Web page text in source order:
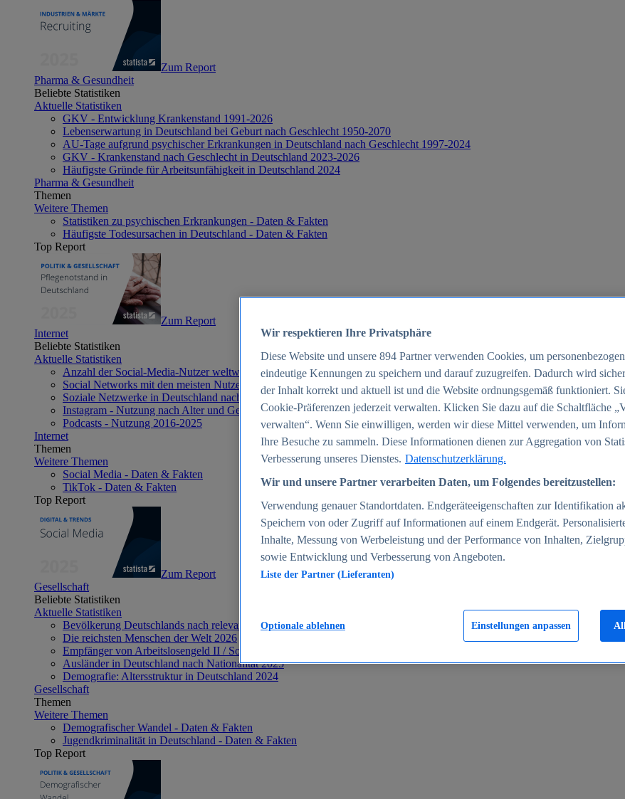
Zum Report
Pharma & Gesundheit
Beliebte Statistiken
Aktuelle Statistiken
GKV - Entwicklung Krankenstand 1991-2026
Lebenserwartung in Deutschland bei Geburt nach Geschlecht 1950-2070
AU-Tage aufgrund psychischer Erkrankungen in Deutschland nach Geschlecht 1997-2024
GKV - Krankenstand nach Geschlecht in Deutschland 2023-2026
Häufigste Gründe für Arbeitsunfähigkeit in Deutschland 2024
Pharma & Gesundheit
Themen
Weitere Themen
Statistiken zu psychischen Erkrankungen - Daten & Fakten
Häufigste Todesursachen in Deutschland - Daten & Fakten
Top Report
Zum Report
Internet
Beliebte Statistiken
Aktuelle Statistiken
Anzahl der Social-Media-Nutzer weltweit 2012-2025
Social Networks mit den meisten Nutzern weltweit 2025
Soziale Netzwerke in Deutschland nach Generationen 2025
Instagram - Nutzung nach Alter und Geschlecht in Deutschland 2025
Podcasts - Nutzung 2016-2025
Internet
Themen
Weitere Themen
Social Media - Daten & Fakten
TikTok - Daten & Fakten
Top Report
Zum Report
Gesellschaft
Beliebte Statistiken
Aktuelle Statistiken
Bevölkerung Deutschlands nach relevanten Altersgruppen 2024
Die reichsten Menschen der Welt 2026
Empfänger von Arbeitslosengeld II / Sozialgeld / Bürgergeld in Deutschland 2005-2025
Ausländer in Deutschland nach Nationalität 2025
Demografie: Altersstruktur in Deutschland 2024
Gesellschaft
Themen
Weitere Themen
Demografischer Wandel - Daten & Fakten
Jugendkriminalität in Deutschland - Daten & Fakten
Top Report
Wir respektieren Ihre Privatsphäre
Diese Website und unsere 894 Partner verwenden Cookies, um
eindeutige Kennungen zu speichern und darauf zuzugreifen. Dadurch wird
der Inhalt korrekt und aktuell ist und die Website ordnungsgemäß funktioniert.
Cookie-Präferenzen jederzeit verwalten. Klicken Sie dazu auf die Schaltfläche
verwalten“. Wenn Sie einwilligen, werden wir diese Mittel verwenden, um
Ihre Besuche zu sammeln. Diese Informationen dienen zur Aggregation von
Verbesserung unseres Dienstes. Datenschutzerklärung.
Wir und unsere Partner verarbeiten Daten, um Folgendes bereitzustellen:
Verwendung genauer Standortdaten. Endgeräteeigenschaften zur Identifikation
Speichern von oder Zugriff auf Informationen auf einem Endgerät.
Inhalte, Messung von Werbeleistung und der Performance von Inhalten,
sowie Entwicklung und Verbesserung von Angeboten.
Liste der Partner (Lieferanten)
Einstellungen anpassen
Optionale ablehnen